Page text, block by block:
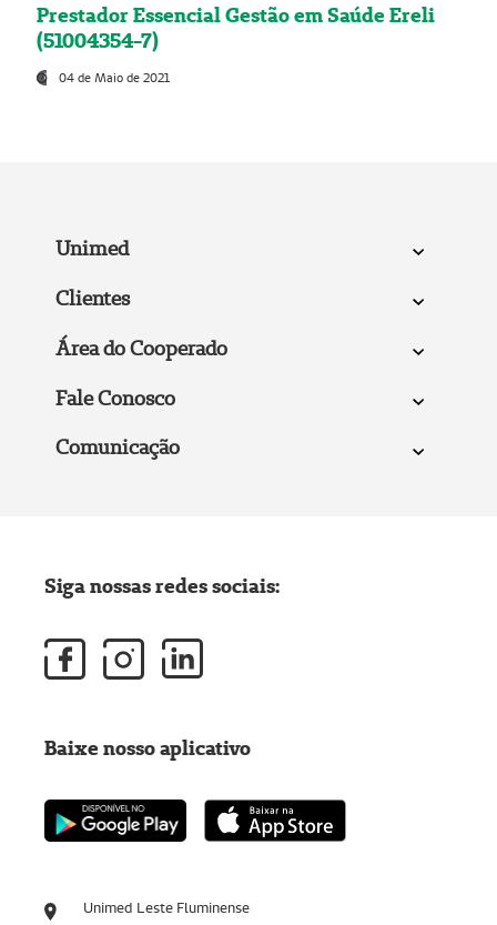
Prestador Essencial Gestão em Saúde Ereli
(51004354-7)
04 de Maio de 2021
Unimed
Clientes
Área do Cooperado
Fale Conosco
Comunicação
Unimed Leste Fluminense
Siga nossas redes sociais:
Baixe nosso aplicativo